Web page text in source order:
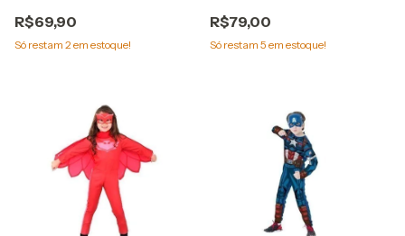
R$69,90
Só restam 2em estoque!
R$79,00
Só restam 5 em estoque!